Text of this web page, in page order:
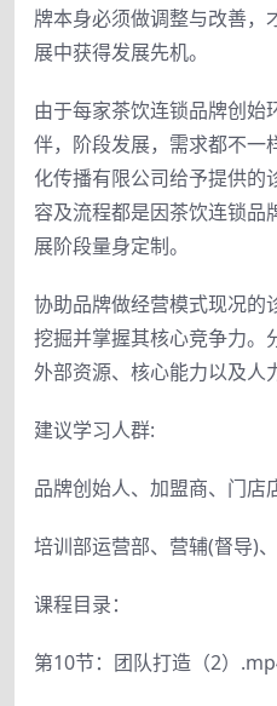
牌本身必须做调整与改善，
展中获得发展先机。
由于每家茶饮连锁品牌创始
伴，阶段发展，需求都不一
化传播有限公司给予提供的
容及流程都是因茶饮连锁品
展阶段量身定制。
协助品牌做经营模式现况的
挖掘并掌握其核心竞争力。
外部资源、核心能力以及人
建议学习人群:
品牌创始人、加盟商、门店
培训部运营部、营辅(督导)、
课程目录：
第10节：团队打造（2）